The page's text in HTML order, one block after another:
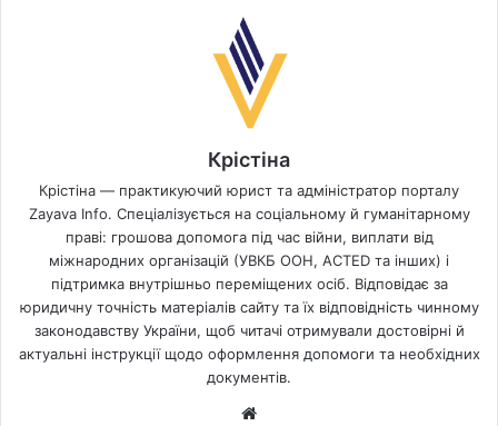
Крістіна
Крістіна — практикуючий юрист та адміністратор порталу
Zayava Info. Спеціалізується на соціальному й гуманітарному
праві: грошова допомога під час війни, виплати від
міжнародних організацій (УВКБ ООН, ACTED та інших) і
підтримка внутрішньо переміщених осіб. Відповідає за
юридичну точність матеріалів сайту та їх відповідність чинному
законодавству України, щоб читачі отримували достовірні й
актуальні інструкції щодо оформлення допомоги та необхідних
документів.